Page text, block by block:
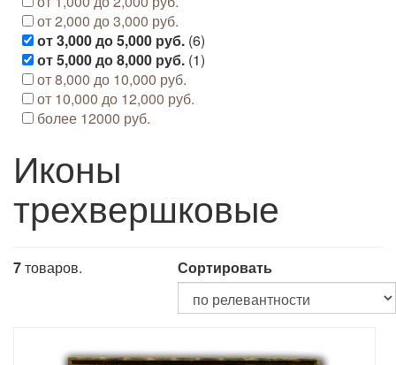
от 2,000 до 3,000 руб.
от 3,000 до 5,000 руб. (6)
от 5,000 до 8,000 руб. (1)
от 8,000 до 10,000 руб.
от 10,000 до 12,000 руб.
более 12000 руб.
Иконы
трехвершковые
7товаров. Сортировать